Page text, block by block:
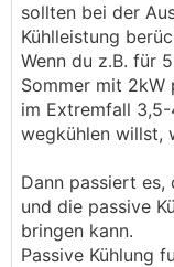
sollten bei der
Kühlleistung
Wenn du z.B. für
Sommer mit 2kW
im Extremfall
wegkühlen willst,
Dann passiert es,
und die passive
bringen kann.
Passive Kühlung